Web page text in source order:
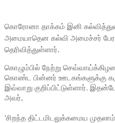
கொரோனா தாக்கம் இனி
அமையாதென கல்வி அமைச்சர்
தெரிவித்துள்ளார்.
கொழும்பில் நேற்று
கொண்ட பின்னர் ஊடகங்களுக்கு
இவ்வாறு குறிப்பிட்டுள்ளார்.
அவர்,
‘சிறந்த திட்டமிடலுக்கமைய